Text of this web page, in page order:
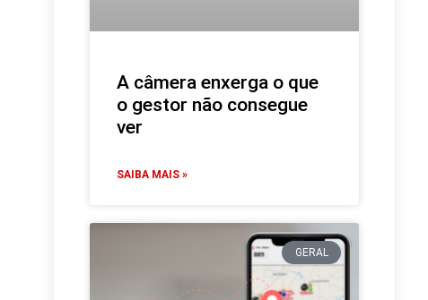
A câmera enxerga o que
o gestor não consegue
ver
SAIBA MAIS »
GERAL